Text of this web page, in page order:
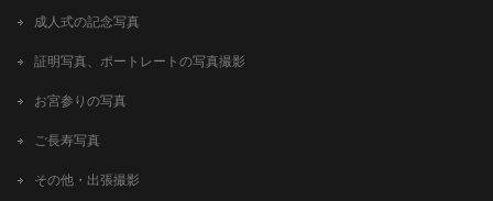
成人式の記念写真
証明写真、ポートレートの写真撮影
お宮参りの写真
ご長寿写真
その他・出張撮影